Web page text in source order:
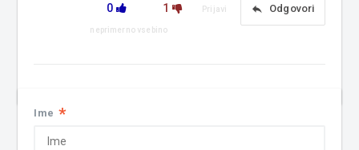
0 1 reply Odgovori
Prijavi
neprimerno vsebino
Ime *